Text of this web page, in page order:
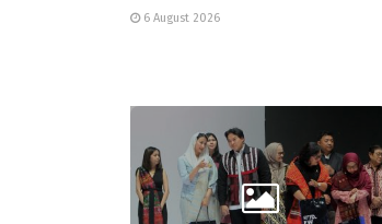
6 August 2026